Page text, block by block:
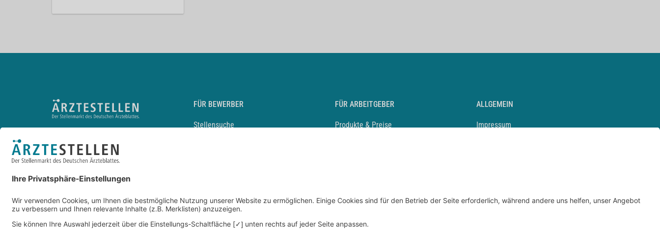
FÜR BEWERBER
Stellensuche
Durchsuchen Sie den Stellenkatalog
FÜR ARBEITGEBER
Produkte & Preise
ALLGEMEIN
Impressum